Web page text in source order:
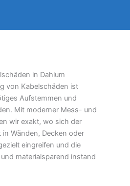
in Dahlum
von Kabelschäden ist
Aufstemmen und
Mit moderner Mess- und
wir exakt, wo sich der
Wänden, Decken oder
eingreifen und die
materialsparend instand